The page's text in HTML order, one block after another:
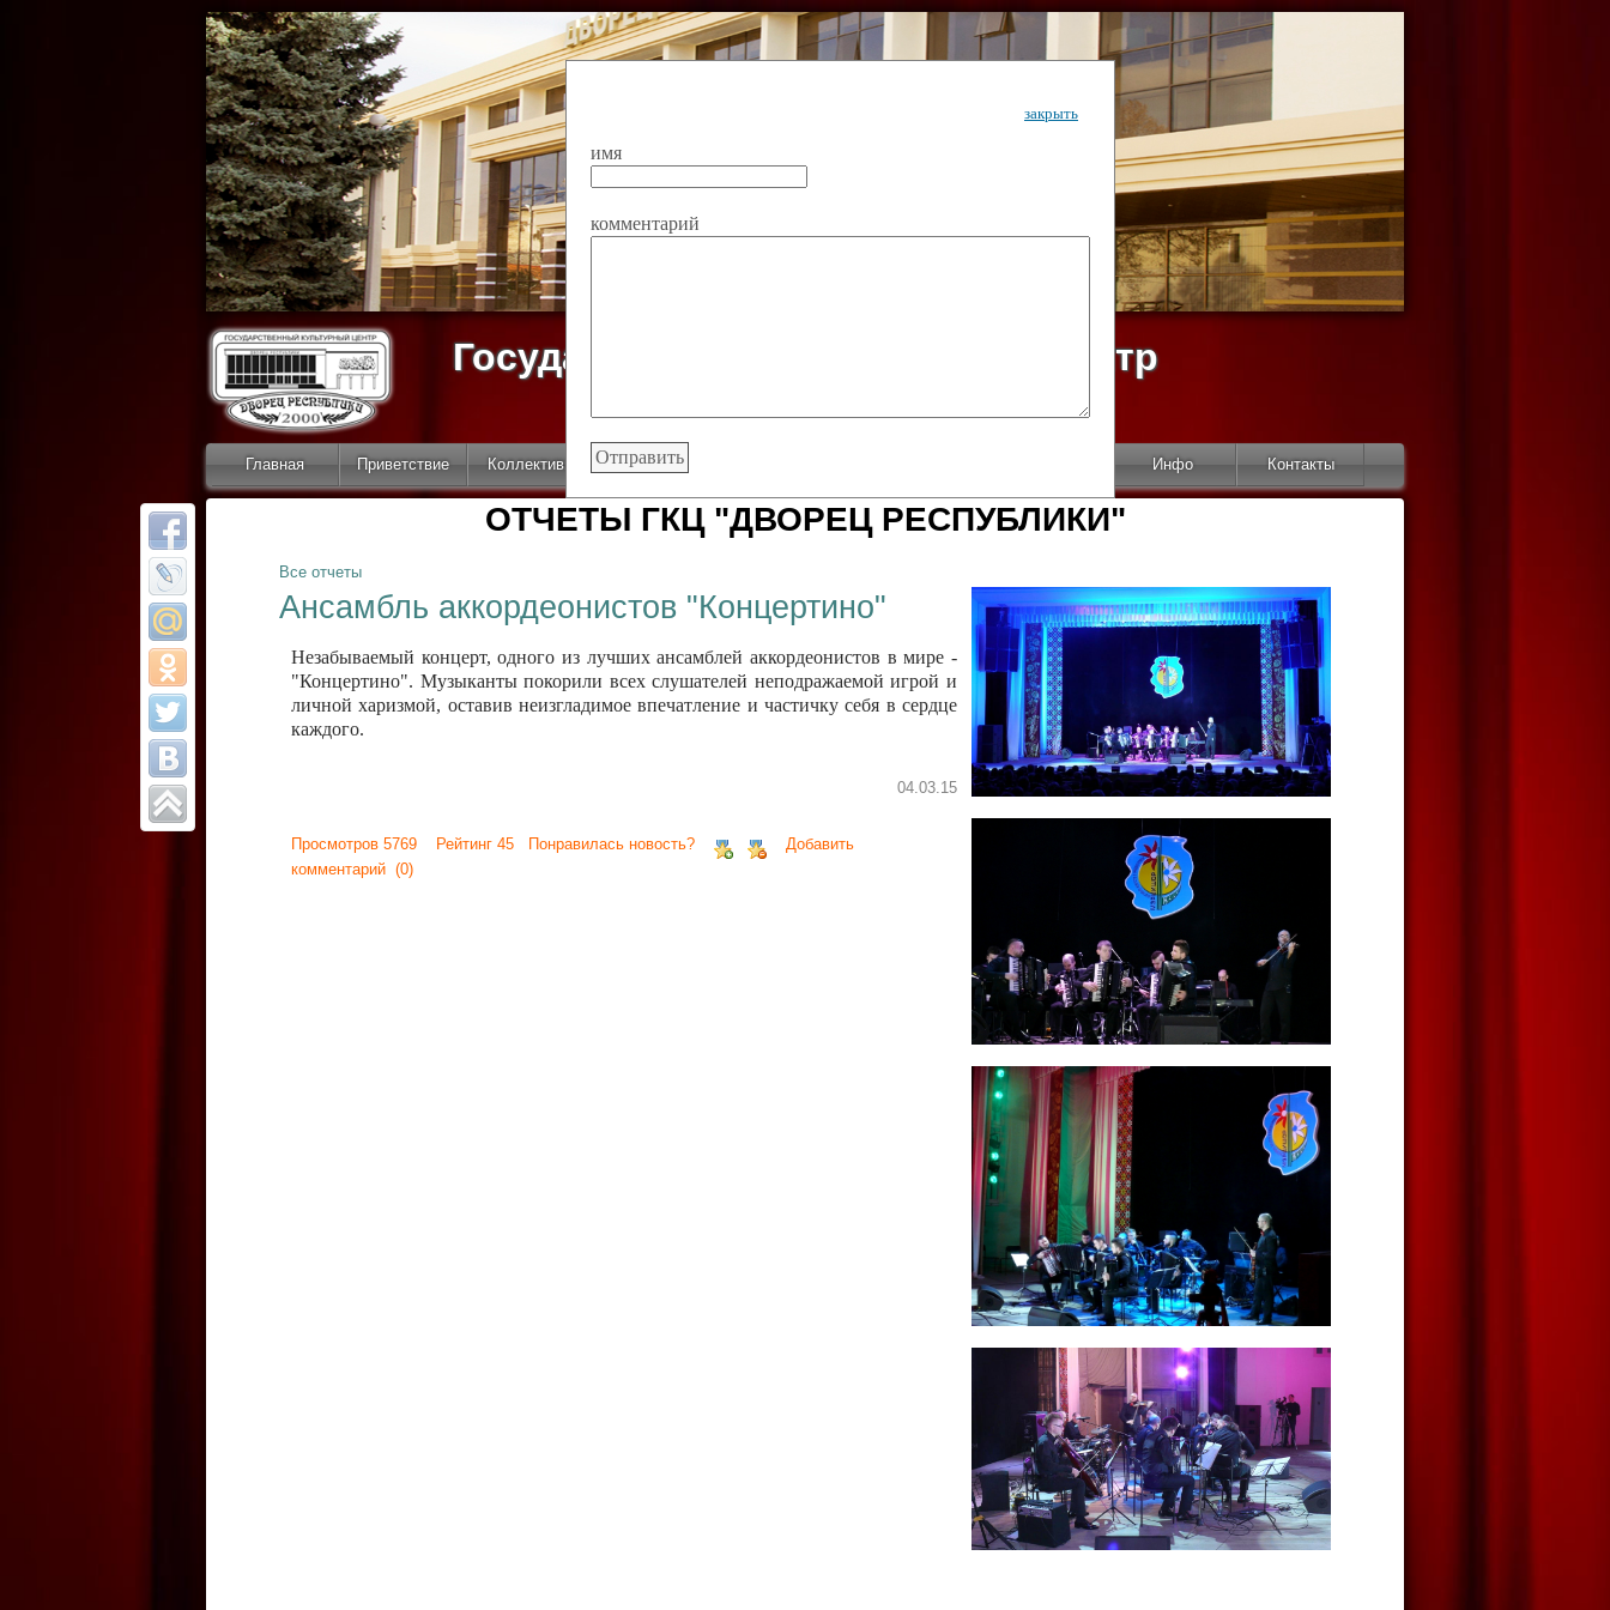
Государственный культурный центр
Дворец Республики
Главная Приветствие Коллективы Новости Инфо Контакты
ОТЧЕТЫ ГКЦ "ДВОРЕЦ РЕСПУБЛИКИ"
Все отчеты
Ансамбль аккордеонистов "Концертино"
закрыть
имя
комментарий
Незабываемый концерт, одного из лучших ансамблей аккордеонистов в мире -
"Концертино". Музыканты покорили всех слушателей неподражаемой игрой и
личной харизмой, оставив неизгладимое впечатление и частичку себя в сердце
каждого.
04.03.15
Просмотров 5769 Рейтинг 45 Понравилась новость?
Добавить
комментарий (0)